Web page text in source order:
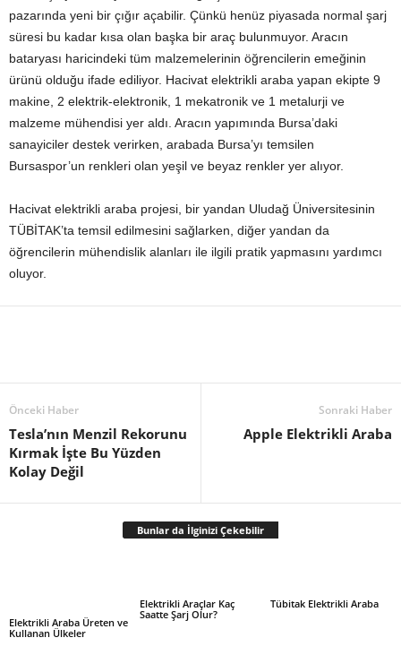
pazarında yeni bir çığır açabilir. Çünkü henüz piyasada normal şarj
süresi bu kadar kısa olan başka bir araç bulunmuyor. Aracın
bataryası haricindeki tüm malzemelerinin öğrencilerin emeğinin
ürünü olduğu ifade ediliyor. Hacivat elektrikli araba yapan ekipte 9
makine, 2 elektrik-elektronik, 1 mekatronik ve 1 metalurji ve
malzeme mühendisi yer aldı. Aracın yapımında Bursa’daki
sanayiciler destek verirken, arabada Bursa’yı temsilen
Bursaspor’un renkleri olan yeşil ve beyaz renkler yer alıyor.
Hacivat elektrikli araba projesi, bir yandan Uludağ Üniversitesinin
TÜBİTAK’ta temsil edilmesini sağlarken, diğer yandan da
öğrencilerin mühendislik alanları ile ilgili pratik yapmasını yardımcı
oluyor.
Önceki Haber
Tesla’nın Menzil Rekorunu
Kırmak İşte Bu Yüzden
Kolay Değil
Sonraki Haber
Apple Elektrikli Araba
Bunlar da İlginizi Çekebilir
Elektrikli Araba Üreten ve
Kullanan Ülkeler
Elektrikli Araçlar Kaç
Saatte Şarj Olur?
Tübitak Elektrikli Araba